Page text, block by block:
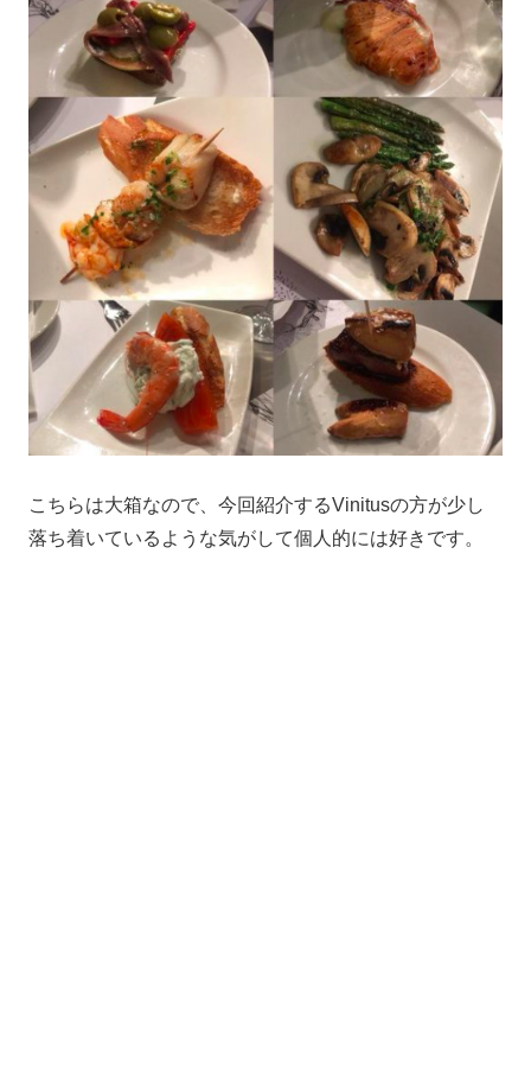
こちらは大箱なので、今回紹介するVinitusの方が少し
落ち着いているような気がして個人的には好きです。